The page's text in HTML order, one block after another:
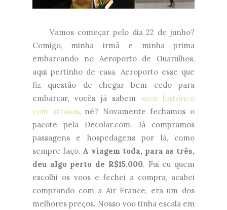
Vamos começar pelo dia 22 de junho?
Comigo, minha irmã e minha prima
embarcando no Aeroporto de Guarulhos,
aqui pertinho de casa. Aeroporto esse que
fiz questão de chegar bem cedo para
embarcar, vocês já sabem meu histórico
com atrasos, né? Novamente fechamos o
pacote pela Decolar.com. Já compramos
passagens e hospedagens por lá, como
sempre faço. A viagem toda, para as três,
deu algo perto de R$15.000. Fui eu quem
escolhi os voos e fechei a compra, acabei
comprando com a Air France, era um dos
melhores preços. Nosso voo tinha escala em